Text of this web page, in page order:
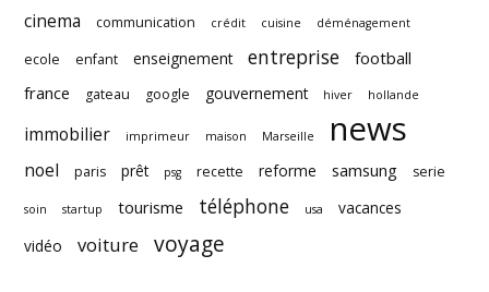
cinema communication crédit cuisine déménagement
ecole enfant enseignement entreprise
football
france
gateau google gouvernement hiver hollande
immobilier imprimeur maison Marseille news
noel paris prêt psg recette reforme samsung serie
soin startup tourisme téléphone usa
vacances
vidéo
voiture voyage